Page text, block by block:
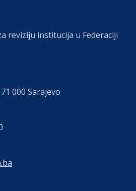
reviziju institucija u Federaciji
000 Sarajevo